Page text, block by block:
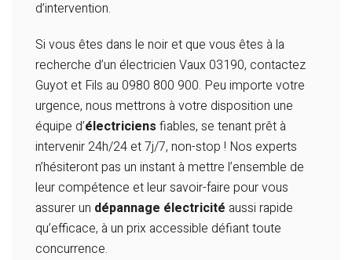
d’intervention.
Si vous êtes dans le noir et que vous êtes à la
recherche d’un électricien Vaux 03190, contactez
Guyot et Fils au 0980 800 900. Peu importe votre
urgence, nous mettrons à votre disposition une
équipe d’électriciens fiables, se tenant prêt à
intervenir 24h/24 et 7j/7, non-stop ! Nos experts
n’hésiteront pas un instant à mettre l’ensemble de
leur compétence et leur savoir-faire pour vous
assurer un dépannage électricité aussi rapide
qu’efficace, à un prix accessible défiant toute
concurrence.